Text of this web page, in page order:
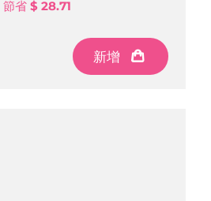
節省 $ 28.71
新增
節省 $ 28.71
新增
節省 $ 28.71
新增